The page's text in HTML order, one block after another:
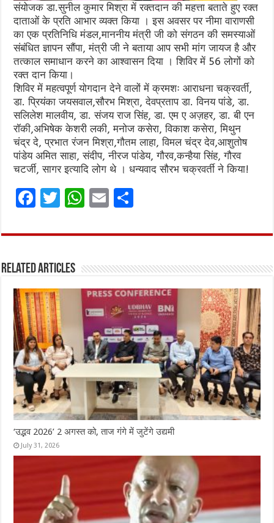
संयोजक डा.सुनील कुमार मिश्रा में रक्तदान की महत्ता बताते हुए रक्त
दाताओं के प्रति आभार व्यक्त किया । इस अवसर पर नीमा वाराणसी
का एक प्रतिनिधि मंडल,माननीय मंत्री जी को संगठन की समस्याओं
संबंधित ज्ञापन सौंपा, मंत्री जी ने बताया आप सभी मांग जायज है और
तत्काल समाधान करने का आश्वासन दिया । शिविर में 56 लोगों को
रक्त दान किया।
शिविर में महत्वपूर्ण योगदान देने वालों में क्रमशः आराधना चक्रवर्ती,
डा. प्रियंका जयसवाल,सौरभ मिश्रा, देवप्रताप डा. विनय पांडे, डा.
सलिलेश मालवीय, डा. संजय राज सिंह, डा. एम ए अज़हर, डा. बी एन
रॉकी,अभिषेक केशरी लकी, मनोज कसेरा, विकाश कसेरा, मिथुन
चंद्र दे, प्रभात रंजन मिश्रा,गौतम लाहा, विमल चंद्र देव,आशुतोष
पांडेय अमित साहा, संदीप, नीरज पांडेय, गौरव,कन्हैया सिंह, गौरव
चटर्जी, सागर इत्यादि लोग थे । धन्यवाद सौरभ चक्रवर्ती ने किया!
F
ce
o
o
k
T
it
r
W
at
A
p
p
E
ai ar
Related Articles
‘उद्भव 2026’ 2 अगस्त को, ताज गंगे में जुटेंगे उद्यमी
July 31, 2026